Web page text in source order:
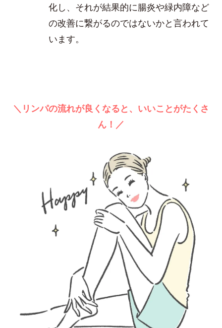
化し、それが結果的に腸炎や緑内障など
の改善に繋がるのではないかと言われて
います。
＼リンパの流れが良くなると、いいことがたくさ
ん！／